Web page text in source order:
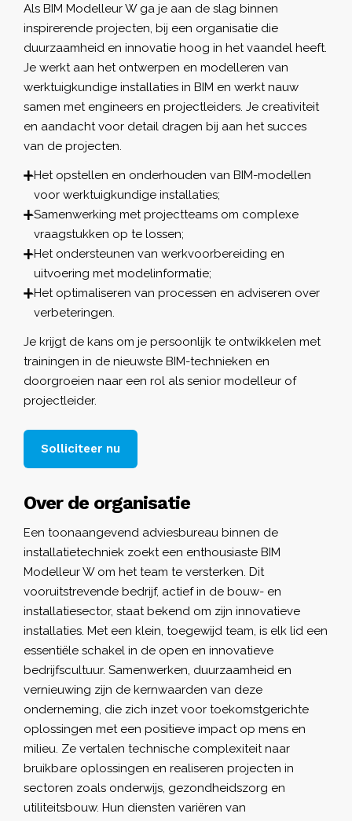
Als BIM Modelleur W ga je aan de slag binnen
inspirerende projecten, bij een organisatie die
duurzaamheid en innovatie hoog in het vaandel heeft.
Je werkt aan het ontwerpen en modelleren van
werktuigkundige installaties in BIM en werkt nauw
samen met engineers en projectleiders. Je creativiteit
en aandacht voor detail dragen bij aan het succes
van de projecten.
Het opstellen en onderhouden van BIM-modellen
voor werktuigkundige installaties;
Samenwerking met projectteams om complexe
vraagstukken op te lossen;
Het ondersteunen van werkvoorbereiding en
uitvoering met modelinformatie;
Het optimaliseren van processen en adviseren over
verbeteringen.
Je krijgt de kans om je persoonlijk te ontwikkelen met
trainingen in de nieuwste BIM-technieken en
doorgroeien naar een rol als senior modelleur of
projectleider.
Solliciteer nu
Over de organisatie
Een toonaangevend adviesbureau binnen de
installatietechniek zoekt een enthousiaste BIM
Modelleur W om het team te versterken. Dit
vooruitstrevende bedrijf, actief in de bouw- en
installatiesector, staat bekend om zijn innovatieve
installaties. Met een klein, toegewijd team, is elk lid een
essentiële schakel in de open en innovatieve
bedrijfscultuur. Samenwerken, duurzaamheid en
vernieuwing zijn de kernwaarden van deze
onderneming, die zich inzet voor toekomstgerichte
oplossingen met een positieve impact op mens en
milieu. Ze vertalen technische complexiteit naar
bruikbare oplossingen en realiseren projecten in
sectoren zoals onderwijs, gezondheidszorg en
utiliteitsbouw. Hun diensten variëren van